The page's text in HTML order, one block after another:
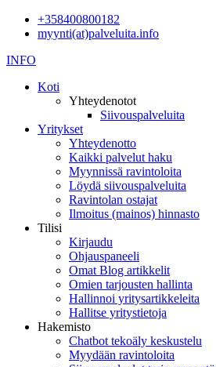
+358400800182
myynti(at)palveluita.info
INFO
Koti
Yhteydenotot
Siivouspalveluita
Yritykset
Yhteydenotto
Kaikki palvelut haku
Myynnissä ravintoloita
Löydä siivouspalveluita
Ravintolan ostajat
Ilmoitus (mainos) hinnasto
Tilisi
Kirjaudu
Ohjauspaneeli
Omat Blog artikkelit
Omien tarjousten hallinta
Hallinnoi yritysartikkeleita
Hallitse yritystietoja
Hakemisto
Chatbot tekoäly keskustelu
Myydään ravintoloita